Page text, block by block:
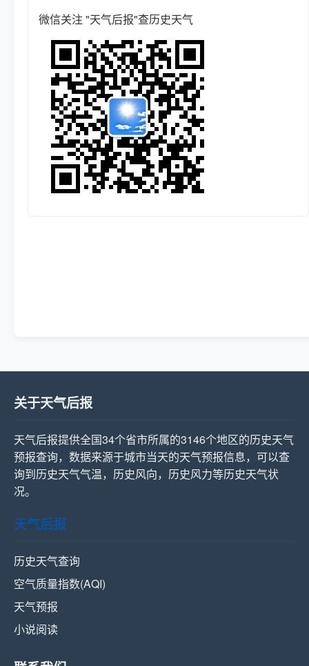
微信关注 "天气后报"查历史天气
关于天气后报
天气后报提供全国34个省市所属的3146个地区的历史天气
预报查询，数据来源于城市当天的天气预报信息，可以查
询到历史天气气温，历史风向，历史风力等历史天气状
况。
天气后报
历史天气查询
空气质量指数(AQI)
天气预报
小说阅读